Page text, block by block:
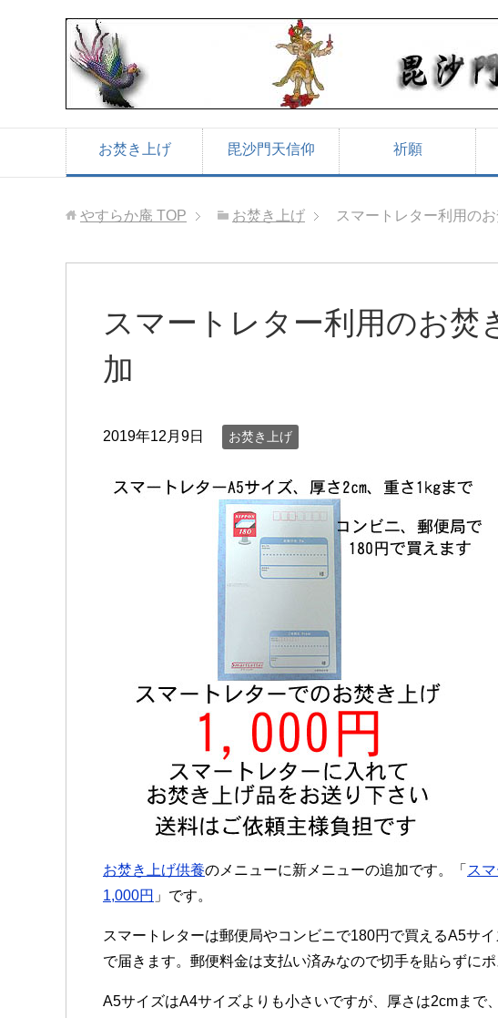
お焚き上げ 毘沙門天信仰 祈願
やすらか庵 TOP お焚き上げ スマートレター利用の
スマートレター利用のお焚
加
2019年12月9日 お焚き上げ
お焚き上げ供養のメニューに新メニューの追加です。「 ス
1,000円 」です。
スマートレターは郵便局やコンビニで180円で買えるA5サ
で届きます。郵便料金は支払い済みなので切手を貼らずにポ
A5サイズはA4サイズよりも小さいですが、厚さは2cmまで